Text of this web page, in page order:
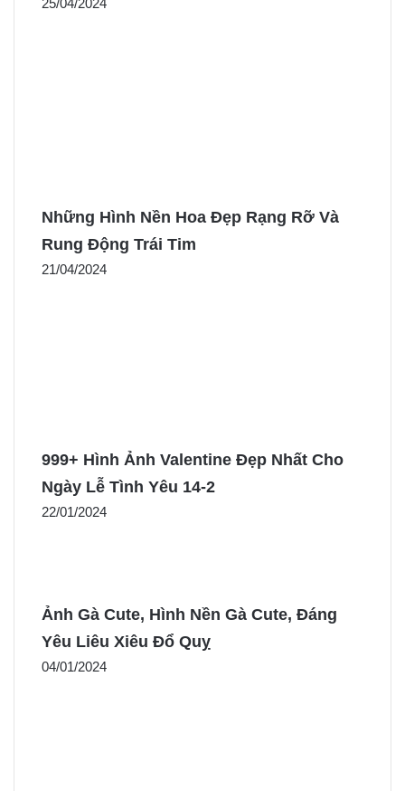
Những Hình Nền Hoa Đẹp Rạng Rỡ Và
Rung Động Trái Tim
21/04/2024
999+ Hình Ảnh Valentine Đẹp Nhất Cho
Ngày Lễ Tình Yêu 14-2
22/01/2024
Ảnh Gà Cute, Hình Nền Gà Cute, Đáng
Yêu Liêu Xiêu Đổ Quỵ
04/01/2024